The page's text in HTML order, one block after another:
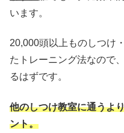
います。
20,000頭以上ものしつけ
たトレーニング法なので
るはずです。
他のしつけ教室に通うよ
ント。